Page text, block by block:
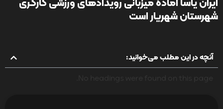
ایران یاسا آماده میزبانی رویدادهای ورزشی کارگری
شهرستان شهریار است
آنچه در این مطلب می‌خوانید: